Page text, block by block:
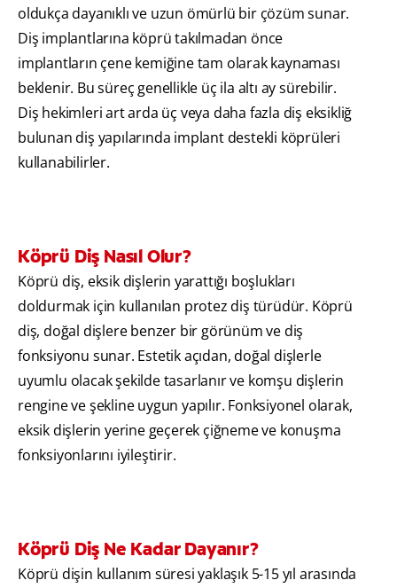
oldukça dayanıklı ve uzun ömürlü bir çözüm sunar.
Diş implantlarına köprü takılmadan önce
implantların çene kemiğine tam olarak kaynaması
beklenir. Bu süreç genellikle üç ila altı ay sürebilir.
Diş hekimleri art arda üç veya daha fazla diş eksikliğ
bulunan diş yapılarında implant destekli köprüleri
kullanabilirler.
Köprü Diş Nasıl Olur?
Köprü diş, eksik dişlerin yarattığı boşlukları
doldurmak için kullanılan protez diş türüdür. Köprü
diş, doğal dişlere benzer bir görünüm ve diş
fonksiyonu sunar. Estetik açıdan, doğal dişlerle
uyumlu olacak şekilde tasarlanır ve komşu dişlerin
rengine ve şekline uygun yapılır. Fonksiyonel olarak,
eksik dişlerin yerine geçerek çiğneme ve konuşma
fonksiyonlarını iyileştirir.
Köprü Diş Ne Kadar Dayanır?
Köprü dişin kullanım süresi yaklaşık 5-15 yıl arasında